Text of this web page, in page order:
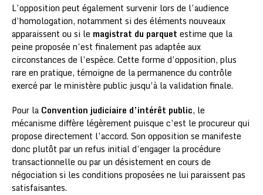
L’opposition peut également survenir lors de l’audience
d’homologation, notamment si des éléments nouveaux
apparaissent ou si le magistrat du parquet estime que la
peine proposée n’est finalement pas adaptée aux
circonstances de l’espèce. Cette forme d’opposition, plus
rare en pratique, témoigne de la permanence du contrôle
exercé par le ministère public jusqu’à la validation finale.
Pour la Convention judiciaire d’intérêt public, le
mécanisme diffère légèrement puisque c’est le procureur qui
propose directement l’accord. Son opposition se manifeste
donc plutôt par un refus initial d’engager la procédure
transactionnelle ou par un désistement en cours de
négociation si les conditions proposées ne lui paraissent pas
satisfaisantes.